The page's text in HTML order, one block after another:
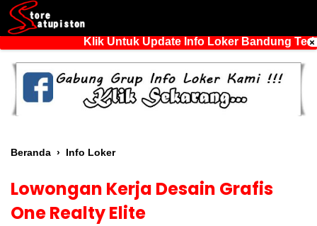
Beranda › Info Loker
Lowongan Kerja Desain Grafis
One Realty Elite
Klik Untuk Update Info Loker Bandung